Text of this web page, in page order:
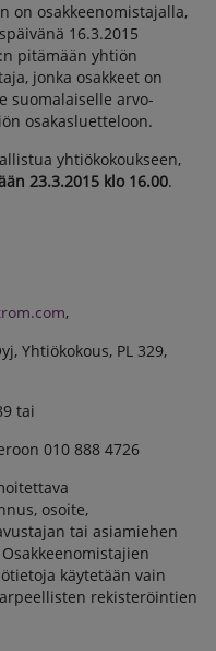
on osakkeenomistajalla,
16.3.2015
pitämään yhtiön
jonka osakkeet on
suomalaiselle arvo-
osakasluetteloon.
yhtiökokoukseen,
23.3.2015 klo 16.00.
,
Yhtiökokous, PL 329,
tai
010 888 4726
osoite,
tai asiamiehen
käytetään vain
rekisteröintien